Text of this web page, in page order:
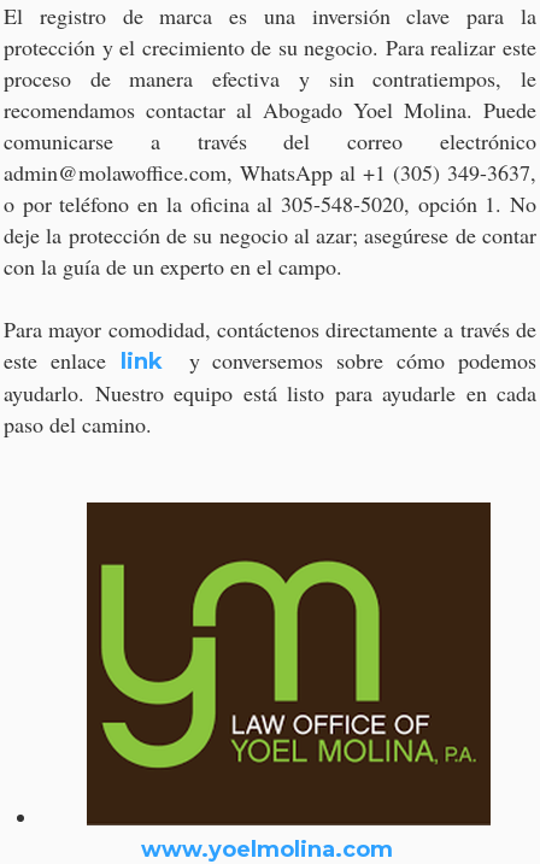
El registro de marca es una inversión clave para la
protección y el crecimiento de su negocio. Para realizar este
proceso de manera efectiva y sin contratiempos, le
recomendamos contactar al Abogado Yoel Molina. Puede
comunicarse a través del correo electrónico
admin@molawoffice.com, WhatsApp al +1 (305) 349-3637,
o por teléfono en la oficina al 305-548-5020, opción 1. No
deje la protección de su negocio al azar; asegúrese de contar
con la guía de un experto en el campo.
Para mayor comodidad, contáctenos directamente a través de
este enlace
link
y conversemos sobre cómo podemos
ayudarlo. Nuestro equipo está listo para ayudarle en cada
paso del camino.
www.yoelmolina.com